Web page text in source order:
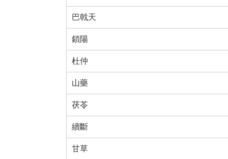
巴戟天
鎖陽
杜仲
山藥
茯苓
續斷
甘草